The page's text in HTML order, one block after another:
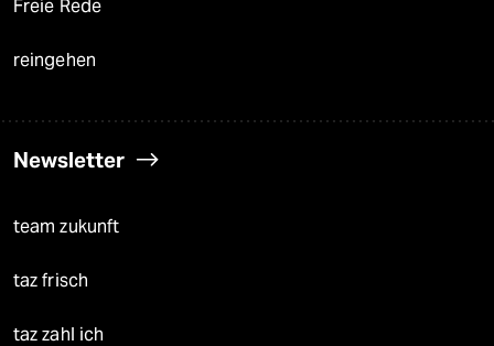
Freie Rede
reingehen
Newsletter
team zukunft
taz frisch
taz zahl ich